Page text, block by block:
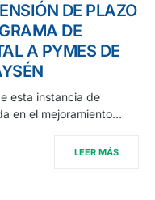
DE PLAZO
DE
A PYMES DE
esta instancia de
en el mejoramiento…
LEER MÁS